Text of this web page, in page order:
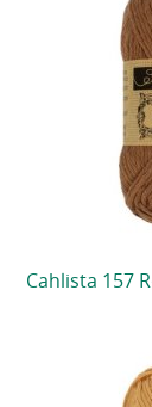
Cahlista 157